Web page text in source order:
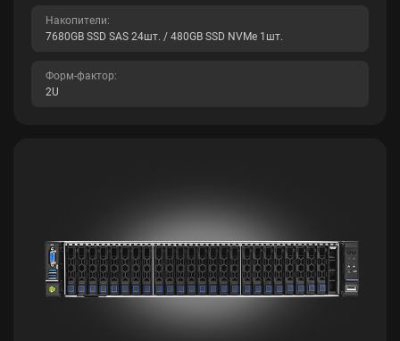
Накопители:
7680GB SSD SAS 24шт. / 480GB SSD NVMe 1шт.
Форм-фактор:
2U